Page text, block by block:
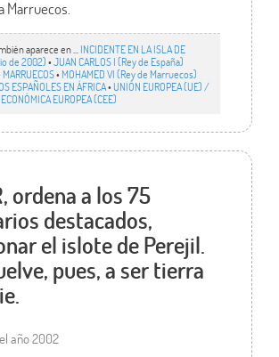
Marruecos.
aparece en ... INCIDENTE EN LA ISLA DE
de 2002)•JUAN CARLOS I (Rey de España)
MARRUECOS• MOHAMED VI (Rey de Marruecos)
ESPAÑOLES EN ÁFRICA• UNIÓN EUROPEA (UE) /
EUROPEA (CEE)
ordena a los 75
destacados,
el islote de Perejil.
pues, a ser tierra
año 2002